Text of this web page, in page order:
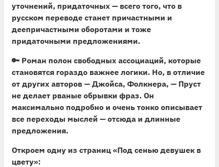
уточнений, придаточных — всего того, что в
русском переводе станет причастными и
деепричастными оборотами и тоже
придаточными предложениями.
🔑 Роман полон свободных ассоциаций, которые
становятся гораздо важнее логики. Но, в отличие
от других авторов — Джойса, Фолкнера, — Пруст
не делает рваные обрывки фраз. Он
максимально подробно и очень тонко описывает
все переходы мыслей — отсюда и длинные
предложения.
Откроем одну из страниц «Под сенью девушек в
цвету»: